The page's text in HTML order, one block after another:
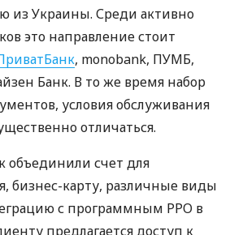
из Украины. Среди активно
это направление стоит
, monobank, ПУМБ,
Банк. В то же время набор
условия обслуживания
отличаться.
объединили счет для
бизнес-карту, различные виды
с программным РРО в
предлагается доступ к